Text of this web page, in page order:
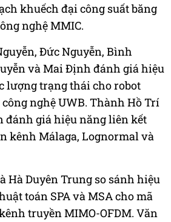
khuếch đại công suất băng
nghệ MMIC.
Đức Nguyễn, Bình
và Mai Định đánh giá hiệu
lượng trạng thái cho robot
nghệ UWB. Thành Hồ Trí
đánh giá hiệu năng liên kết
kênh Málaga, Lognormal và
Hà Duyên Trung so sánh hiệu
toán SPA và MSA cho mã
truyền MIMO-OFDM. Văn